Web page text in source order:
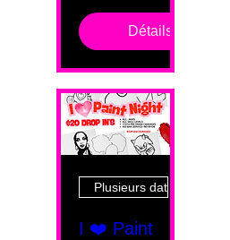
Détails
Plusieurs dates
I ❤️ Paint